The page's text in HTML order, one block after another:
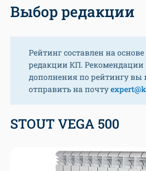
Выбор редакции
Рейтинг составлен на
редакции КП. Рекомендации
дополнения по рейтингу вы
отправить на почту
STOUT VEGA 500